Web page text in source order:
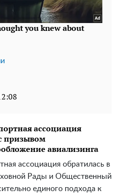
ассоциация
призывом
авиализинга
ассоциация обратилась в
Рады и Общественный
единого подхода к